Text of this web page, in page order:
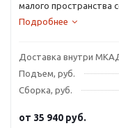
малого пространства
кровать, рабочий
виде выдвижных
Подробнее
Доставка внутри
Подъем, руб.
Сборка, руб.
от 35 940 руб.